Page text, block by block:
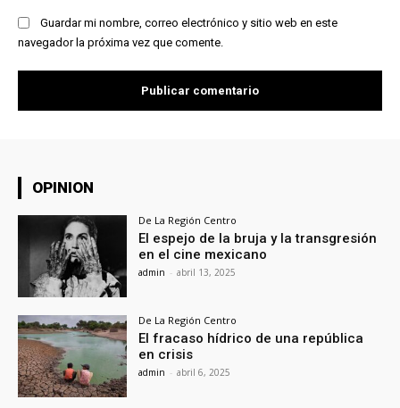
Guardar mi nombre, correo electrónico y sitio web en este
navegador la próxima vez que comente.
OPINION
De La Región Centro
El espejo de la bruja y la transgresión
en el cine mexicano
admin - abril 13, 2025
De La Región Centro
El fracaso hídrico de una república
en crisis
admin - abril 6, 2025